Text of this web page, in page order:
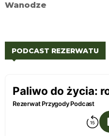
PODCAST REZERWATU